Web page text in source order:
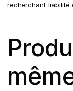
recherchant fiabilité